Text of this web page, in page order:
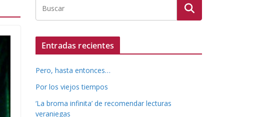
Entradas recientes
Pero, hasta entonces…
Por los viejos tiempos
‘La broma infinita’ de recomendar lecturas
veraniegas